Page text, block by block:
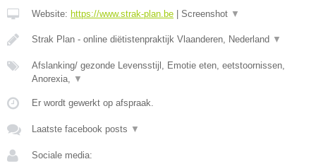
Website: https://www.strak-plan.be Screenshot ▼
Strak Plan - online diëtistenpraktijk Vlaanderen, Nederland ▼
Afslanking/ gezonde Levensstijl, Emotie eten, eetstoornissen,
Anorexia, ▼
Er wordt gewerkt op afspraak.
Laatste facebook posts ▼
Sociale media: